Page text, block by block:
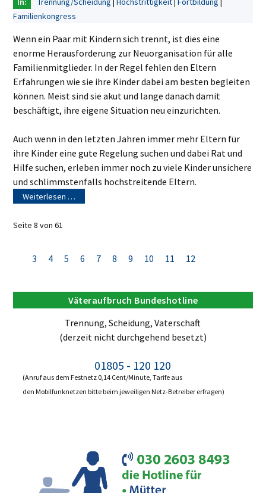
Familienkongress
Wenn ein Paar mit Kindern sich trennt, ist dies eine
enorme Herausforderung zur Neuorganisation für alle
Familienmitglieder. In der Regel fehlen den Eltern
Erfahrungen wie sie ihre Kinder dabei am besten begleiten
können. Meist sind sie akut und lange danach damit
beschäftigt, ihre eigene Situation neu einzurichten.
Auch wenn in den letzten Jahren immer mehr Eltern für
ihre Kinder eine gute Regelung suchen und dabei Rat und
Hilfe suchen, erleben immer noch zu viele Kinder unsichere
und schlimmstenfalls hochstreitende Eltern.
Weiterlesen …
Seite 8 von 61
3 4 5 6 7 8 9 10 11 12
Väteraufbruch Bundeshotline
Trennung, Scheidung, Vaterschaft
(derzeit nicht durchgehend besetzt)
01805 - 120 120
(Anruf aus dem Festnetz 0,14 Cent/Minute, Tarife aus
den Mobilfunknetzen bitte beim jeweiligen Netz-Betreiber erfragen)